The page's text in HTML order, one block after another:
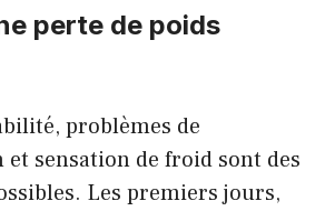
perte de poids
problèmes de
sensation de froid sont des
Les premiers jours,